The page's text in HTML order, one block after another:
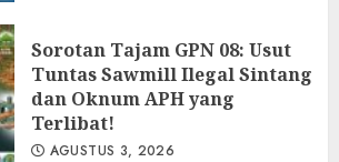
‎Sorotan Tajam GPN 08: Usut
Tuntas Sawmill Ilegal Sintang
dan Oknum APH yang
Terlibat!
AGUSTUS 3, 2026